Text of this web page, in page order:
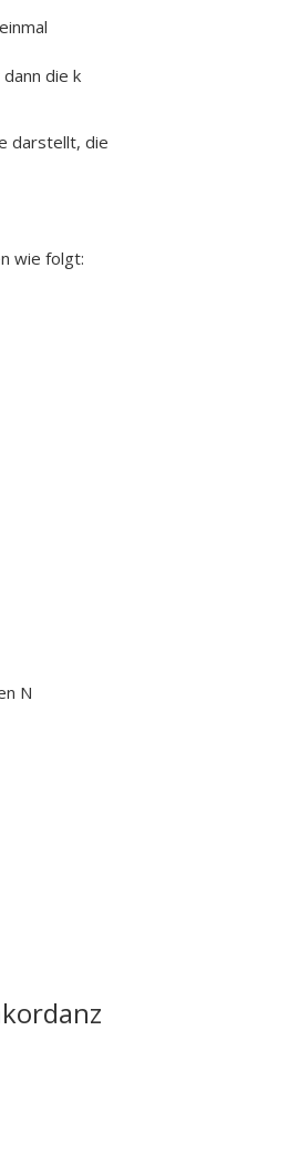
die k
darstellt, die
wie folgt:
N